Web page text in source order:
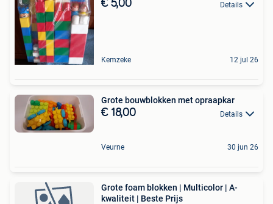
€ 5,00 Details
Kemzeke 12 jul 26
Grote bouwblokken met opraapkar
€ 18,00 Details
Veurne 30 jun 26
Grote foam blokken | Multicolor | A-
kwaliteit | Beste Prijs